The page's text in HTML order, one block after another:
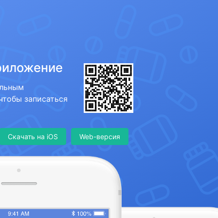
записаться
Скачать на iOS Web-версия